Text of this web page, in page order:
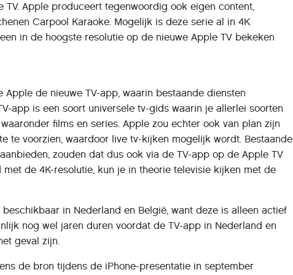
Apple produceert tegenwoordig ook eigen content,
Carpool Karaoke. Mogelijk is deze serie al in 4K
in de hoogste resolutie op de nieuwe Apple TV bekeken
de nieuwe TV-app, waarin bestaande diensten
app is een soort universele tv-gids waarin je allerlei soorten
films en series. Apple zou echter ook van plan zijn
te voorzien, waardoor live tv-kijken mogelijk wordt. Bestaande
zouden dat dus ook via de TV-app op de Apple TV
met de 4K-resolutie, kun je in theorie televisie kijken met de
in Nederland en België, want deze is alleen actief
nog wel jaren duren voordat de TV-app in Nederland en
geval zijn.
de bron tijdens de iPhone-presentatie in september